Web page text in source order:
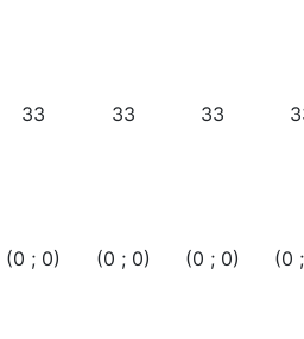
33 33 33
(0 ; 0) (0 ; 0) (0 ; 0) (0